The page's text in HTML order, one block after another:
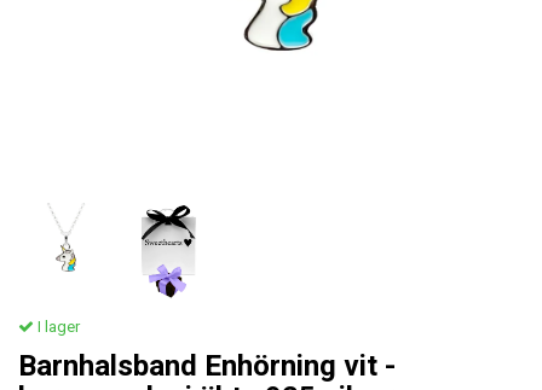
I lager
Barnhalsband Enhörning vit -